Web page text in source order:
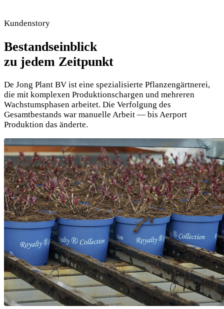
Kundenstory
Bestandseinblick
zu jedem Zeitpunkt
De Jong Plant BV ist eine spezialisierte Pflanzengärtnerei,
die mit komplexen Produktionschargen und mehreren
Wachstumsphasen arbeitet. Die Verfolgung des
Gesamtbestands war manuelle Arbeit — bis Aerport
Produktion das änderte.